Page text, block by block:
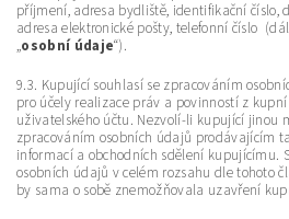
příjmení, adresa bydliště, identifikační číslo,
adresa elektronické pošty, telefonní číslo
„osobní údaje“).
9.3. Kupující souhlasí se zpracováním
pro účely realizace práv a povinností z
uživatelského účtu. Nezvolí-li kupující jinou
zpracováním osobních údajů prodávajícím
informací a obchodních sdělení kupujícímu.
osobních údajů v celém rozsahu dle tohoto
by sama o sobě znemožňovala uzavření